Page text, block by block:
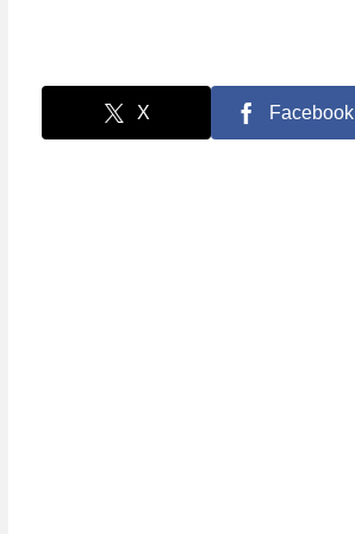
X Facebook